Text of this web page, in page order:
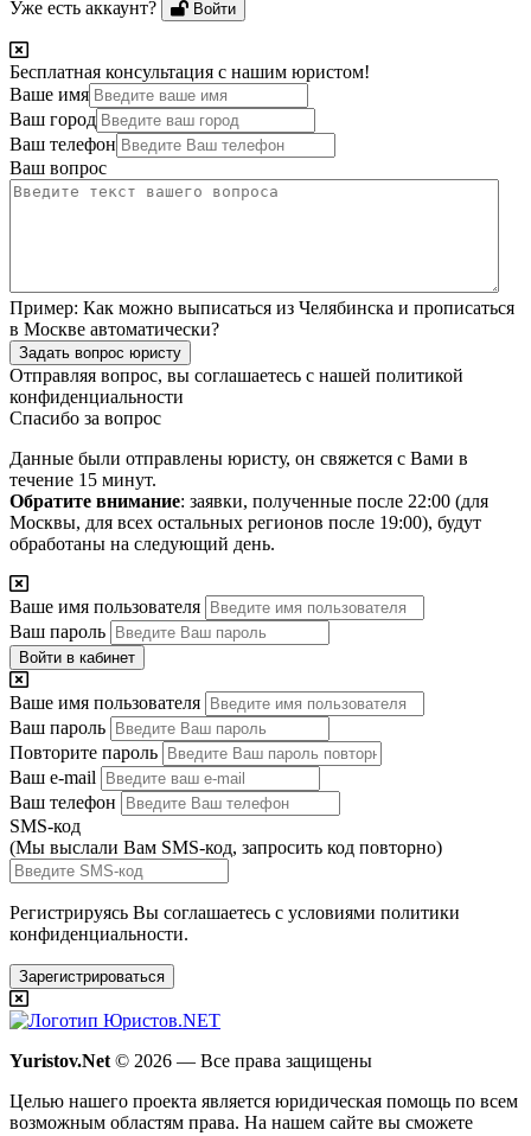
Уже есть аккаунт? Войти
Бесплатная консультация с нашим юристом!
Ваше имя
Ваш город
Ваш телефон
Ваш вопрос
Пример: Как можно выписаться из Челябинска и прописаться
в Москве автоматически?
Задать вопрос юристу
Отправляя вопрос, вы соглашаетесь с нашей политикой
конфиденциальности
Спасибо за вопрос
Данные были отправлены юристу, он свяжется с Вами в
течение 15 минут.
Обратите внимание: заявки, полученные после 22:00 (для
Москвы, для всех остальных регионов после 19:00), будут
обработаны на следующий день.
Ваше имя пользователя
Ваш пароль
Войти в кабинет
Ваше имя пользователя
Ваш пароль
Повторите пароль
Ваш e-mail
Ваш телефон
SMS-код
(Мы выслали Вам SMS-код, запросить код повторно)
Регистрируясь Вы соглашаетесь с условиями политики
конфиденциальности.
Зарегистрироваться
Yuristov.Net © 2026 — Все права защищены
Целью нашего проекта является юридическая помощь по всем
возможным областям права. На нашем сайте вы сможете